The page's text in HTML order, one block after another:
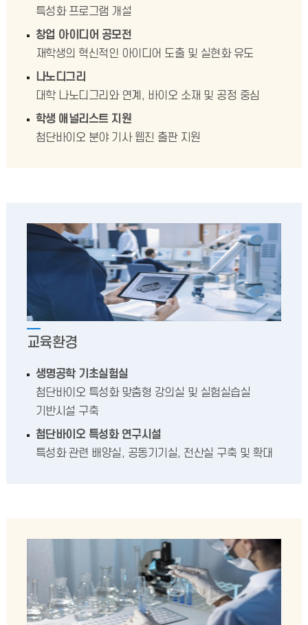
특성화 프로그램 개설
창업 아이디어 공모전
재학생의 혁신적인 아이디어 도출 및 실현화 유도
나노디그리
대학 나노디그리와 연계, 바이오 소재 및 공정 중심
학생 애널리스트 지원
첨단바이오 분야 기사 웹진 출판 지원
교육환경
생명공학 기초실험실
첨단바이오 특성화 맞춤형 강의실 및 실험실습실
기반시설 구축
첨단바이오 특성화 연구시설
특성화 관련 배양실, 공동기기실, 전산실 구축 및 확대